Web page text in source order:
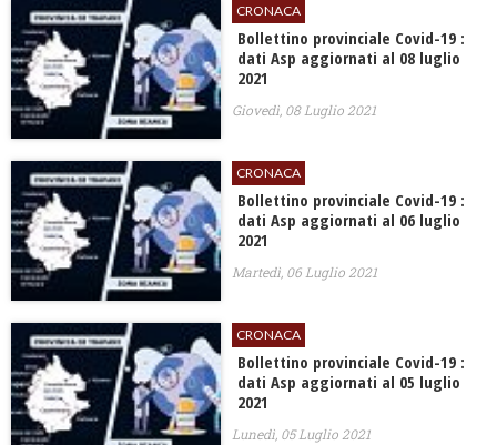
CRONACA
Bollettino provinciale Covid-19 :
dati Asp aggiornati al 08 luglio
2021
Giovedì, 08 Luglio 2021
CRONACA
Bollettino provinciale Covid-19 :
dati Asp aggiornati al 06 luglio
2021
Martedì, 06 Luglio 2021
CRONACA
Bollettino provinciale Covid-19 :
dati Asp aggiornati al 05 luglio
2021
Lunedì, 05 Luglio 2021